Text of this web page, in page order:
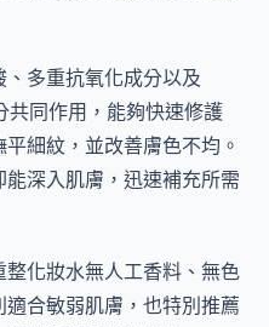
多重抗氧化成分以及
共同作用，能夠快速修護
細紋，並改善膚色不均。
深入肌膚，迅速補充所需
化妝水無人工香料、無色
合敏弱肌膚，也特別推薦